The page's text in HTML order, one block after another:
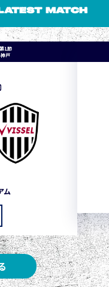
MATCH
1節
戸
ム